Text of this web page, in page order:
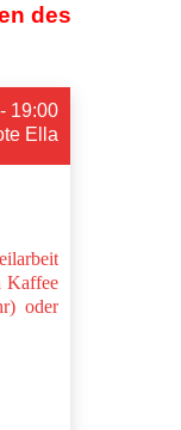
des
19:00
Ella
Kaffee
oder